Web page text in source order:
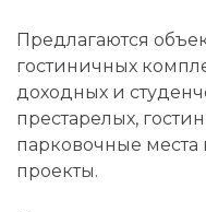
Предлагаются
гостиничных
доходных и
престарелых,
парковочные
проекты.